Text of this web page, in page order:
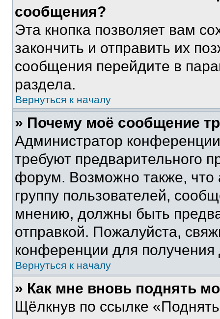
сообщения?
Эта кнопка позволяет вам
закончить и отправить их
сообщения перейдите в
раздела.
Вернуться к началу
» Почему моё сообщение
Администратор
требуют предварительного
форум. Возможно также, что
группу пользователей,
мнению, должны быть
отправкой. Пожалуйста,
конференции для
Вернуться к началу
» Как мне вновь поднять
Щёлкнув по ссылке